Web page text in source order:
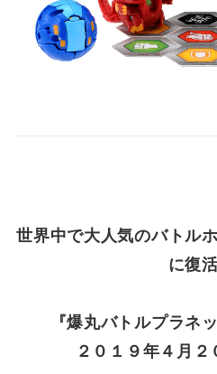
世界中で大人気のバトル
に復
『爆丸バトルプラネ
２０１９年４月